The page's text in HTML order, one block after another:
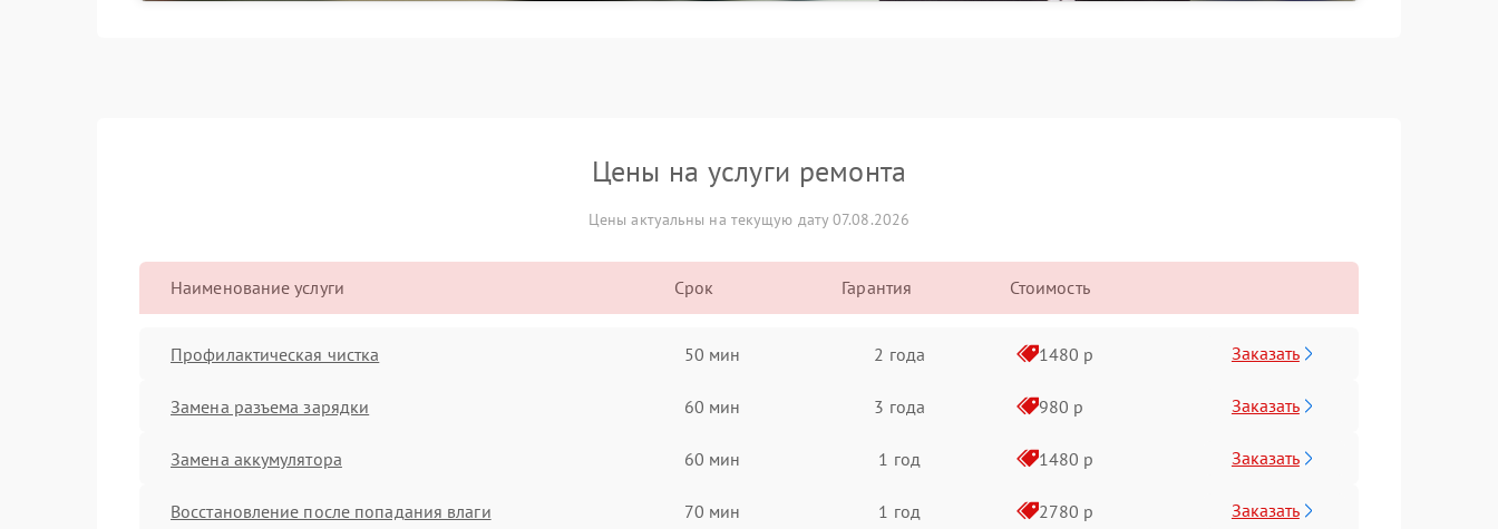
Цены на услуги ремонта
Цены актуальны на текущую дату 07.08.2026
Наименование услуги Срок Гарантия Стоимость
Профилактическая чистка 50 мин 2 года 1480 р Заказать
Замена разъема зарядки 60 мин 3 года 980 р Заказать
Замена аккумулятора 60 мин 1 год 1480 р Заказать
Восстановление после попадания влаги 70 мин 1 год 2780 р Заказать